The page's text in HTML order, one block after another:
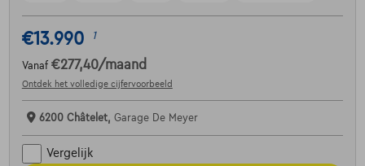
€13.990 1
Vanaf €277,40/maand
Ontdek het volledige cijfervoorbeeld
6200 Châtelet, Garage De Meyer
Vergelijk